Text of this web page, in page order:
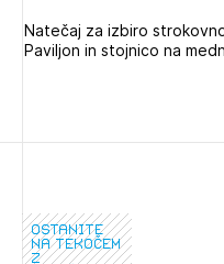
Natečaj za izbiro
Paviljon in stojnico na
2026, 2025,
2019,2018,
2011,2010,
ostanite
na tekočem
z